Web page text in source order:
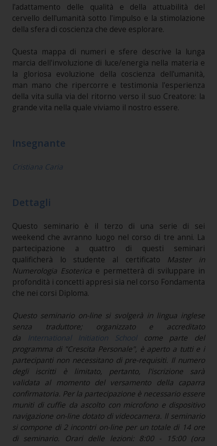
l'adattamento delle qualità e della attuabilità del
cervello dell'umanità sotto l'impulso e la stimolazione
della sfera di coscienza che deve esplorare.
Questa mappa di numeri e sfere descrive la lunga
marcia dell'involuzione di luce/energia nella materia e
la gloriosa evoluzione della coscienza dell'umanità,
man mano che ripercorre e testimonia l'esperienza
della vita sulla via del ritorno verso il suo Creatore: la
grande vita nella quale viviamo il nostro essere.
Insegnante
Cristiana Caria
Dettagli
Questo seminario è il terzo di una serie di sei
weekend che avranno luogo nel corso di tre anni. La
partecipazione a quattro di questi seminari
qualificherà lo studente al certificato Master in
Numerologia Esoterica e permetterà di sviluppare in
profondità i concetti appresi sia nel corso Fondamenta
che nei corsi Diploma.
Questo seminario on-line si svolgerà in lingua inglese
senza traduttore; organizzato e accreditato
da
International Initiation Schoolcome parte del
programma di "Crescita Personale", è aperto a tutti e i
partecipanti non necessitano di pre-requisiti. Il numero
degli iscritti è limitato, pertanto, l'iscrizione sarà
validata al momento del versamento della caparra
confirmatoria. Per la partecipazione è necessario essere
muniti di cuffie da ascolto con microfono e dispositivo
navigazione on-line dotato di videocamera. ll seminario
si compone di 2 incontri on-line per un totale di 14 ore
di seminario. Orari delle lezioni: 8:00 - 15:00 (ora